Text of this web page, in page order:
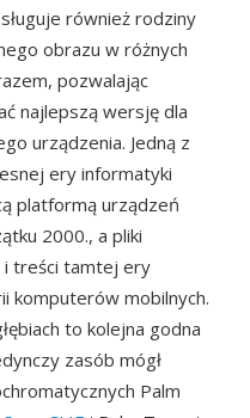
również rodziny
obrazu w różnych
pozwalając
najlepszą wersję dla
urządzenia. Jedną z
ery informatyki
platformą urządzeń
2000., a pliki
i treści tamtej ery
komputerów mobilnych.
to kolejna godna
zasób mógł
Palm